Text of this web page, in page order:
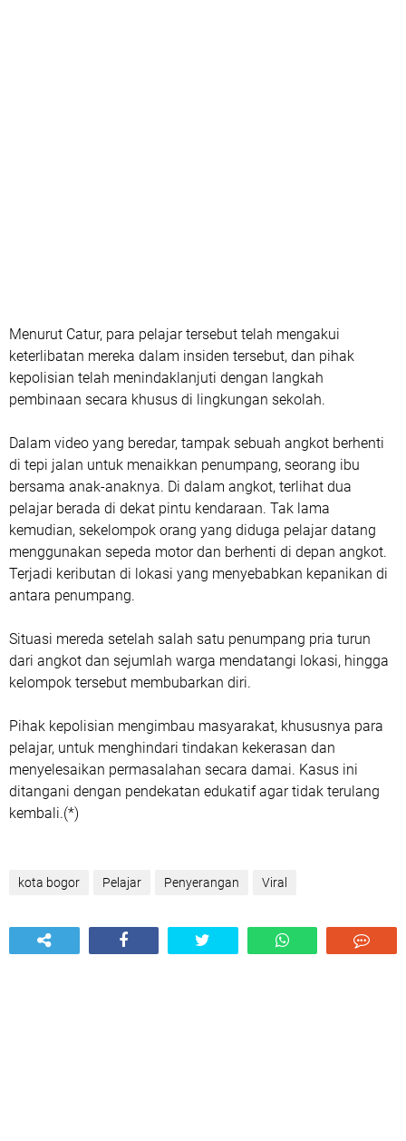
Menurut Catur, para pelajar tersebut telah mengakui
keterlibatan mereka dalam insiden tersebut, dan pihak
kepolisian telah menindaklanjuti dengan langkah
pembinaan secara khusus di lingkungan sekolah.
Dalam video yang beredar, tampak sebuah angkot berhenti
di tepi jalan untuk menaikkan penumpang, seorang ibu
bersama anak-anaknya. Di dalam angkot, terlihat dua
pelajar berada di dekat pintu kendaraan. Tak lama
kemudian, sekelompok orang yang diduga pelajar datang
menggunakan sepeda motor dan berhenti di depan angkot.
Terjadi keributan di lokasi yang menyebabkan kepanikan di
antara penumpang.
Situasi mereda setelah salah satu penumpang pria turun
dari angkot dan sejumlah warga mendatangi lokasi, hingga
kelompok tersebut membubarkan diri.
Pihak kepolisian mengimbau masyarakat, khususnya para
pelajar, untuk menghindari tindakan kekerasan dan
menyelesaikan permasalahan secara damai. Kasus ini
ditangani dengan pendekatan edukatif agar tidak terulang
kembali.(*)
kota bogor Pelajar Penyerangan Viral